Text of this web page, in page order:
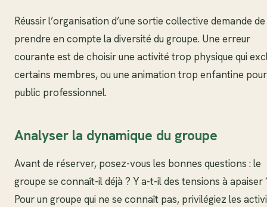
Réussir l’organisation d’une sortie collective demande de
prendre en compte la diversité du groupe. Une erreur
courante est de choisir une activité trop physique qui
certains membres, ou une animation trop enfantine
public professionnel.
Analyser la dynamique du groupe
Avant de réserver, posez-vous les bonnes questions : le
groupe se connaît-il déjà ? Y a-t-il des tensions à apaiser
Pour un groupe qui ne se connaît pas, privilégiez les